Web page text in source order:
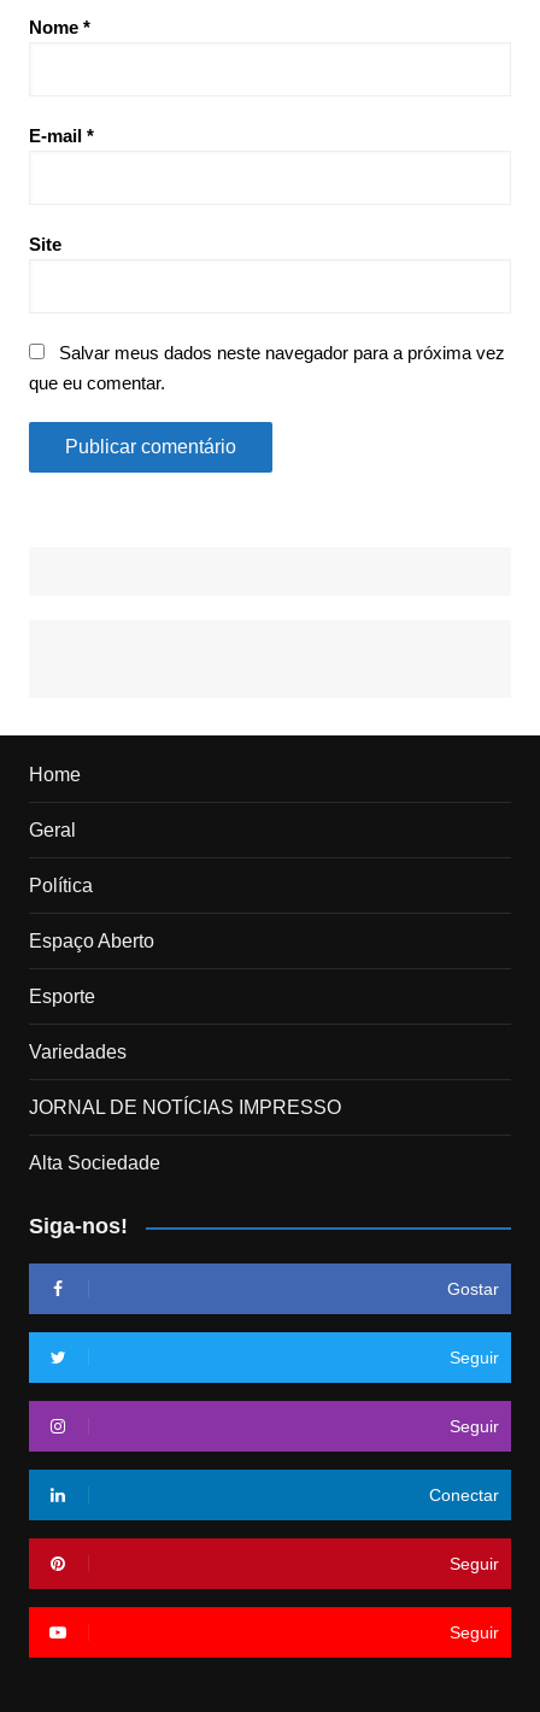
Nome *
E-mail *
Site
Salvar meus dados neste navegador para a próxima vez
que eu comentar.
Home
Geral
Política
Espaço Aberto
Esporte
Variedades
JORNAL DE NOTÍCIAS IMPRESSO
Alta Sociedade
Siga-nos!
Gostar
Seguir
Seguir
Conectar
Seguir
Seguir